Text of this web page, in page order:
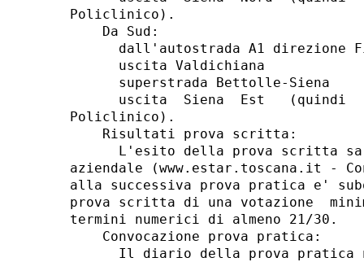
Policlinico).
    Da Sud:
dall'autostrada A1 direzione
      uscita Valdichiana
      superstrada Bettolle-Siena
uscita  Siena  Est   (quindi
Policlinico).
    Risultati prova scritta:
L'esito della prova scritta
aziendale (www.estar.toscana.it -
alla successiva prova pratica e'
prova scritta di una votazione
termini numerici di almeno 21/30.
    Convocazione prova pratica:
Il diario della prova pratica